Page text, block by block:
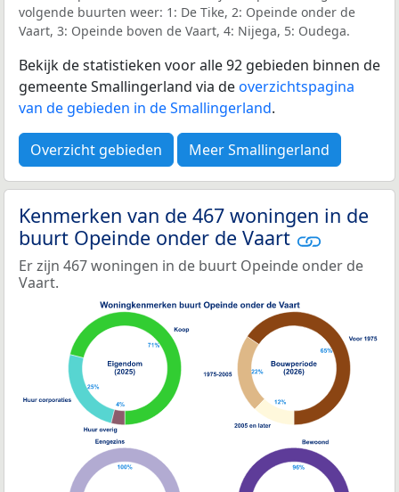
volgende buurten weer: 1: De Tike, 2: Opeinde onder de
Vaart, 3: Opeinde boven de Vaart, 4: Nijega, 5: Oudega.
Bekijk de statistieken voor alle 92 gebieden binnen de
gemeente Smallingerland via deoverzichtspagina
van de gebieden in de Smallingerland.
Overzicht gebieden Meer Smallingerland
Kenmerken van de 467 woningen in de
buurt Opeinde onder de Vaart
Er zijn 467 woningen in de buurt Opeinde onder de
Vaart.